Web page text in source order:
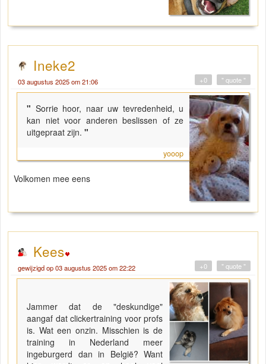
Ineke2
03 augustus 2025 om 21:06 " quote "
+0
" Sorrie hoor, naar uw tevredenheid, u
kan niet voor anderen beslissen of ze
uitgepraat zijn. "
yooop
Volkomen mee eens
Kees
gewijzigd op 03 augustus 2025 om 22:22 " quote "
+0
Jammer dat de "deskundige"
aangaf dat clickertraining voor profs
is. Wat een onzin. Misschien is de
training in Nederland meer
ingeburgerd dan in België? Want